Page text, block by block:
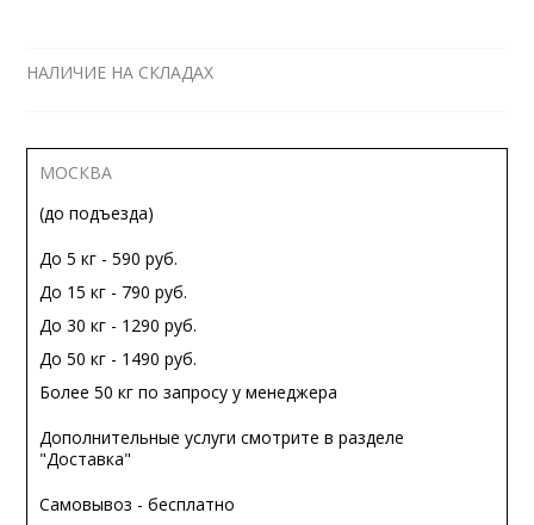
НАЛИЧИЕ НА СКЛАДАХ
МОСКВА
(до подъезда)
До 5 кг - 590 руб.
До 15 кг - 790 руб.
До 30 кг - 1290 руб.
До 50 кг - 1490 руб.
Более 50 кг по запросу у менеджера
Дополнительные услуги смотрите в разделе
"Доставка"
Самовывоз - бесплатно